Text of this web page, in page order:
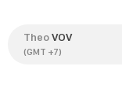
TheoVOV
(GMT +7)